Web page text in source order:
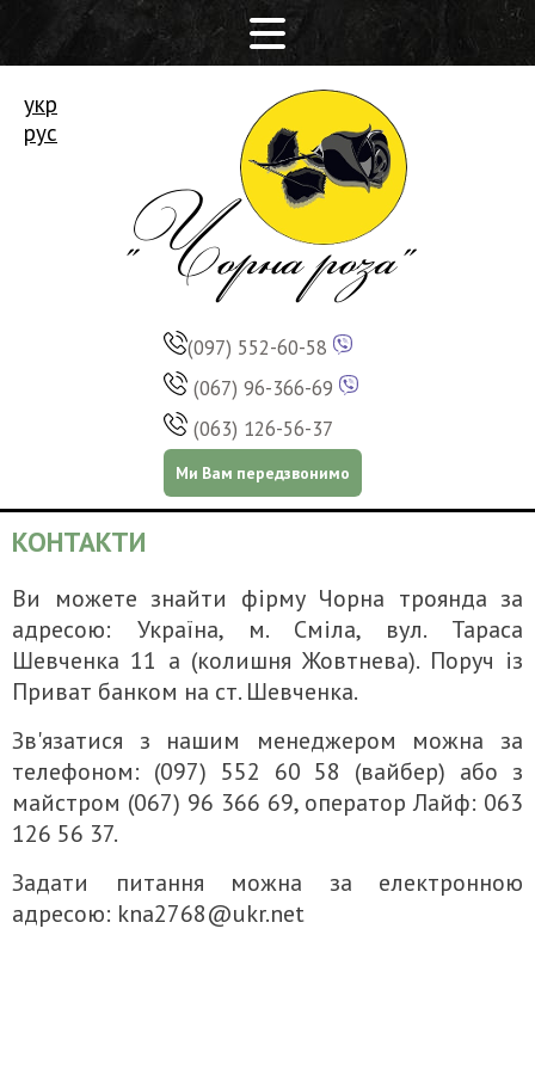
укр
рус
(097) 552-60-58
(067) 96-366-69
(063) 126-56-37
Ми Вам передзвонимо
КОНТАКТИ
Ви можете знайти фірму Чорна троянда за
адресою: Україна, м. Сміла, вул. Тараса
Шевченка 11 а (колишня Жовтнева). Поруч із
Приват банком на ст. Шевченка.
Зв'язатися з нашим менеджером можна за
телефоном: (097) 552 60 58 (вайбер) або з
майстром (067) 96 366 69, оператор Лайф: 063
126 56 37.
Задати питання можна за електронною
адресою: kna2768@ukr.net